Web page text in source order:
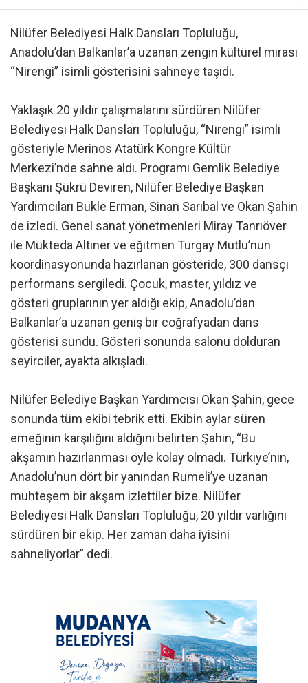
Nilüfer Belediyesi Halk Dansları Topluluğu,
Anadolu’dan Balkanlar’a uzanan zengin kültürel mirası
“Nirengi” isimli gösterisini sahneye taşıdı.
Yaklaşık 20 yıldır çalışmalarını sürdüren Nilüfer
Belediyesi Halk Dansları Topluluğu, “Nirengi” isimli
gösteriyle Merinos Atatürk Kongre Kültür
Merkezi’nde sahne aldı. Programı Gemlik Belediye
Başkanı Şükrü Deviren, Nilüfer Belediye Başkan
Yardımcıları Bukle Erman, Sinan Sarıbal ve Okan Şahin
de izledi. Genel sanat yönetmenleri Miray Tanrıöver
ile Mükteda Altıner ve eğitmen Turgay Mutlu’nun
koordinasyonunda hazırlanan gösteride, 300 dansçı
performans sergiledi. Çocuk, master, yıldız ve
gösteri gruplarının yer aldığı ekip, Anadolu’dan
Balkanlar’a uzanan geniş bir coğrafyadan dans
gösterisi sundu. Gösteri sonunda salonu dolduran
seyirciler, ayakta alkışladı.
Nilüfer Belediye Başkan Yardımcısı Okan Şahin, gece
sonunda tüm ekibi tebrik etti. Ekibin aylar süren
emeğinin karşılığını aldığını belirten Şahin, “Bu
akşamın hazırlanması öyle kolay olmadı. Türkiye’nin,
Anadolu’nun dört bir yanından Rumeli’ye uzanan
muhteşem bir akşam izlettiler bize. Nilüfer
Belediyesi Halk Dansları Topluluğu, 20 yıldır varlığını
sürdüren bir ekip. Her zaman daha iyisini
sahneliyorlar” dedi.